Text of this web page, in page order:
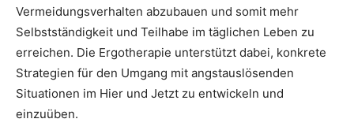
Vermeidungsverhalten abzubauen und somit mehr
Selbstständigkeit und Teilhabe im täglichen Leben zu
erreichen. Die Ergotherapie unterstützt dabei, konkrete
Strategien für den Umgang mit angstauslösenden
Situationen im Hier und Jetzt zu entwickeln und
einzuüben.